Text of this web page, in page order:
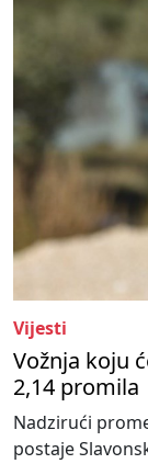
Vijesti
Vožnja koju
2,14 promila
Nadzirući
postaje